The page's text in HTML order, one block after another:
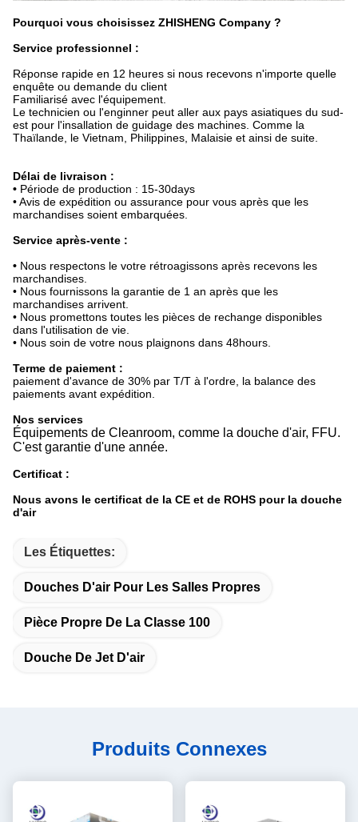
Pourquoi vous choisissez ZHISHENG Company ?
Service professionnel :
Réponse rapide en 12 heures si nous recevons n'importe quelle
enquête ou demande du client
Familiarisé avec l'équipement.
Le technicien ou l'enginner peut aller aux pays asiatiques du sud-
est pour l'insallation de guidage des machines. Comme la
Thaïlande, le Vietnam, Philippines, Malaisie et ainsi de suite.
Délai de livraison :
• Période de production : 15-30days
• Avis de expédition ou assurance pour vous après que les
marchandises soient embarquées.
Service après-vente :
• Nous respectons le votre rétroagissons après recevons les
marchandises.
• Nous fournissons la garantie de 1 an après que les
marchandises arrivent.
• Nous promettons toutes les pièces de rechange disponibles
dans l'utilisation de vie.
• Nous soin de votre nous plaignons dans 48hours.
Terme de paiement :
paiement d'avance de 30% par T/T à l'ordre, la balance des
paiements avant expédition.
Nos services
Équipements de Cleanroom, comme la douche d'air, FFU.
C'est garantie d'une année.
Certificat :
Nous avons le certificat de la CE et de ROHS pour la douche
d'air
Les Étiquettes:
Douches D'air Pour Les Salles Propres
Pièce Propre De La Classe 100
Douche De Jet D'air
Produits Connexes